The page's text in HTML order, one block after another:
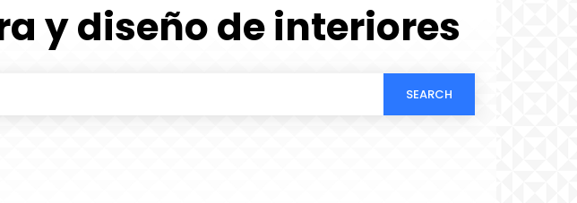
y diseño de interiores
SEARCH